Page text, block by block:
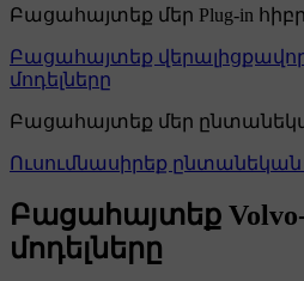
Բացահայտեք մեր Plug-in
Բացահայտեք
մոդելները
Բացահայտեք մեր
Ուսումնասիրեք
Բացահայտեք Volvo-
մոդելները